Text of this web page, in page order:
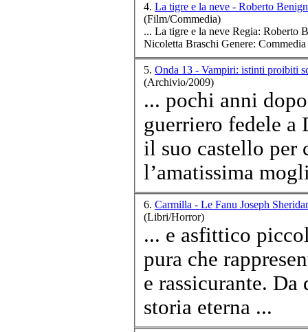
4. La tigre e la neve - Roberto
(Film/Commedia)
5. Onda 13 - Vampiri: istinti proibiti
(Archivio/2009)
... pochi anni
guerriero fedele a
il suo castello per
l’amatissima
6. Carmilla - Le Fanu Joseph
(Libri/Horror)
... e asfittico
pura che
e rassicurante. Da questo incontro fatale nasce non solo la
storia eterna ...